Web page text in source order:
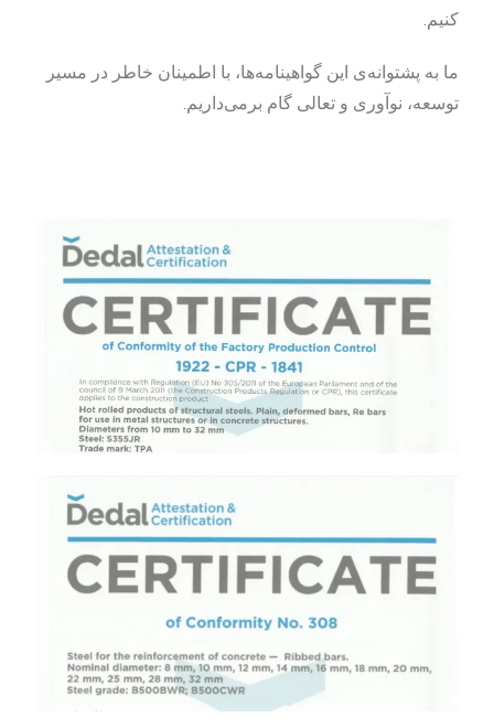
کنیم.
ما به پشتوانه‌ی این گواهینامه‌ها، با اطمینان خاطر در مسیر
توسعه، نوآوری و تعالی گام برمی‌داریم.